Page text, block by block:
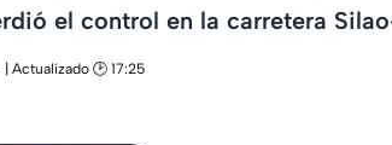
el control en la carretera
| Actualizado 🕑 17:25